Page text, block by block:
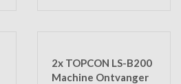
2x TOPCON LS-B200
Machine Ontvanger